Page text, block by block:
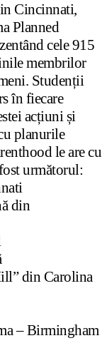
Cincinnati,
Planned
cele 915
membrilor
Studenții
în fiecare
acțiuni și
planurile
le are cu
următorul:
din
din Carolina
– Birmingham